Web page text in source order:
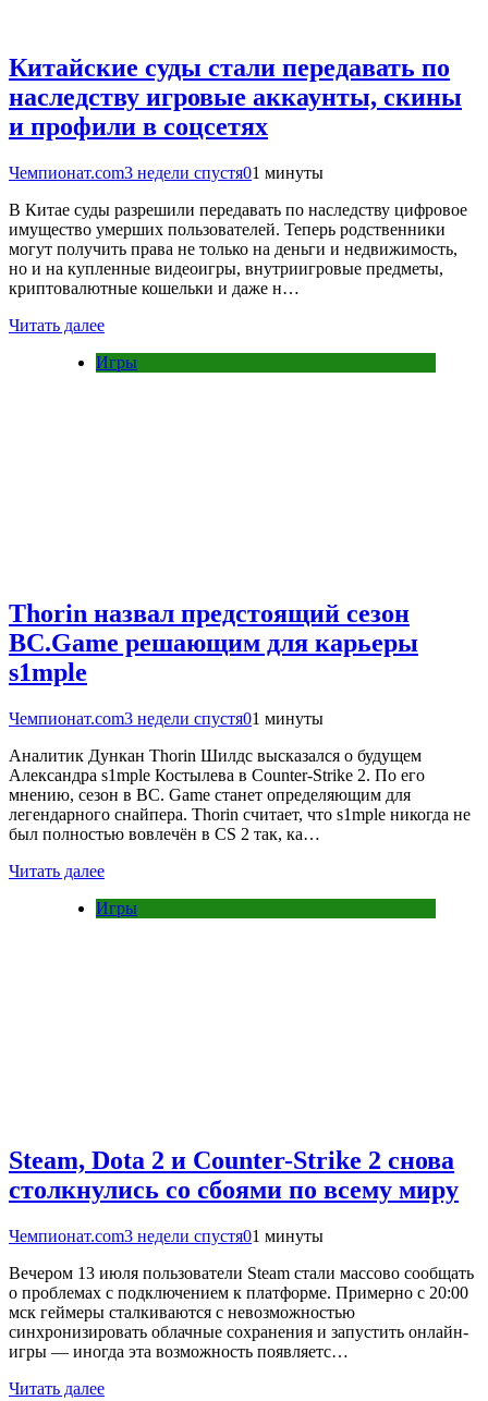
Китайские суды стали передавать по
наследству игровые аккаунты, скины
и профили в соцсетях
Чемпионат.com3 недели спустя01 минуты
В Китае суды разрешили передавать по наследству цифровое
имущество умерших пользователей. Теперь родственники
могут получить права не только на деньги и недвижимость,
но и на купленные видеоигры, внутриигровые предметы,
криптовалютные кошельки и даже н…
Читать далее
Игры
Thorin назвал предстоящий сезон
BC.Game решающим для карьеры
s1mple
Чемпионат.com3 недели спустя01 минуты
Аналитик Дункан Thorin Шилдс высказался о будущем
Александра s1mple Костылева в Counter-Strike 2. По его
мнению, сезон в BC. Game станет определяющим для
легендарного снайпера. Thorin считает, что s1mple никогда не
был полностью вовлечён в CS 2 так, ка…
Читать далее
Игры
Steam, Dota 2 и Counter-Strike 2 снова
столкнулись со сбоями по всему миру
Чемпионат.com3 недели спустя01 минуты
Вечером 13 июля пользователи Steam стали массово сообщать
о проблемах с подключением к платформе. Примерно с 20:00
мск геймеры сталкиваются с невозможностью
синхронизировать облачные сохранения и запустить онлайн-
игры — иногда эта возможность появляетс…
Читать далее